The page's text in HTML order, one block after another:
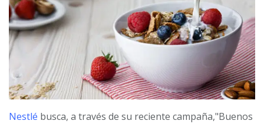
Nestlé busca, a través de su reciente campaña,"Buenos